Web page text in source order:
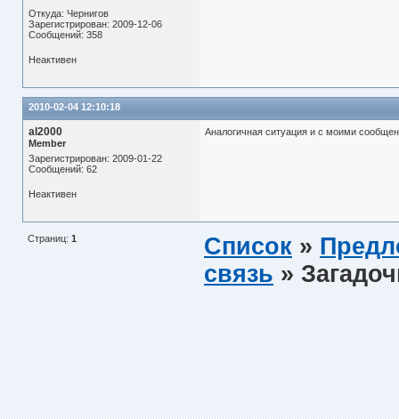
Откуда: Чернигов
Зарегистрирован: 2009-12-06
Сообщений: 358
Неактивен
2010-02-04 12:10:18
al2000
Member
Зарегистрирован: 2009-01-22
Сообщений: 62
Аналогичная ситуация и с моими
Неактивен
Страниц:1 Список»
связь»